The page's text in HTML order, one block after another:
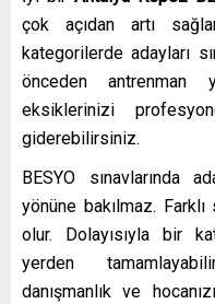
çok açıdan artı
kategorilerde adayları
önceden
eksiklerinizi
giderebilirsiniz.
BESYO sınavlarında
yönüne bakılmaz. Farklı
olur. Dolayısıyla bir
yerden
danışmanlık ve